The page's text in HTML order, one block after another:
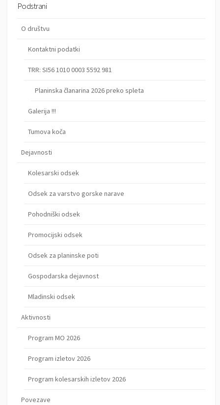
Podstrani
O društvu
Kontaktni podatki
TRR: SI56 1010 0003 5592 981
Planinska članarina 2026 preko spleta
Galerija !!!
Tumova koča
Dejavnosti
Kolesarski odsek
Odsek za varstvo gorske narave
Pohodniški odsek
Promocijski odsek
Odsek za planinske poti
Gospodarska dejavnost
Mladinski odsek
Aktivnosti
Program MO 2026
Program izletov 2026
Program kolesarskih izletov 2026
Povezave